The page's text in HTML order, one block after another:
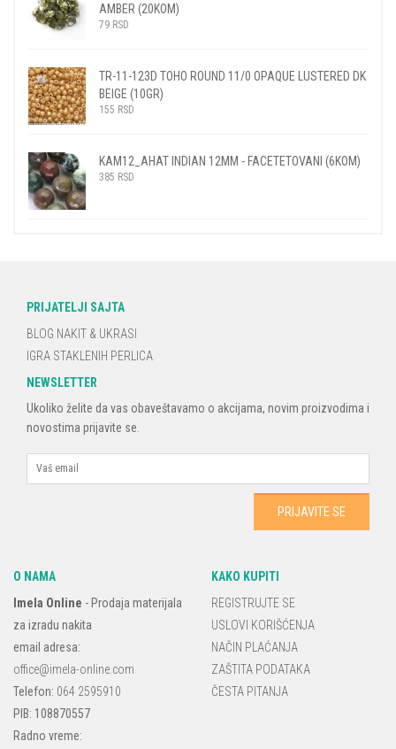
AMBER (20KOM)
79 RSD
TR-11-123D TOHO ROUND 11/0 OPAQUE LUSTERED DK
BEIGE (10GR)
155 RSD
KAM12_AHAT INDIAN 12MM - FACETETOVANI (6KOM)
385 RSD
PRIJATELJI SAJTA
BLOG NAKIT & UKRASI
IGRA STAKLENIH PERLICA
NEWSLETTER
Ukoliko želite da vas obaveštavamo o akcijama, novim proizvodima i
novostima prijavite se.
O NAMA
Imela Online - Prodaja materijala
za izradu nakita
email adresa:
office@imela-online.com
Telefon: 064 2595910
PIB: 108870557
Radno vreme:
KAKO KUPITI
REGISTRUJTE SE
USLOVI KORIŠĆENJA
NAČIN PLAĆANJA
ZAŠTITA PODATAKA
ČESTA PITANJA